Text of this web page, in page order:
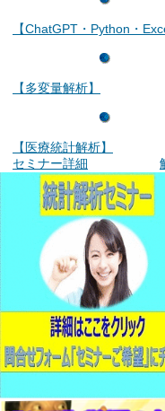
【ChatGPT・Python・
【多変量解析】
【医療統計解析】
セミナー詳細